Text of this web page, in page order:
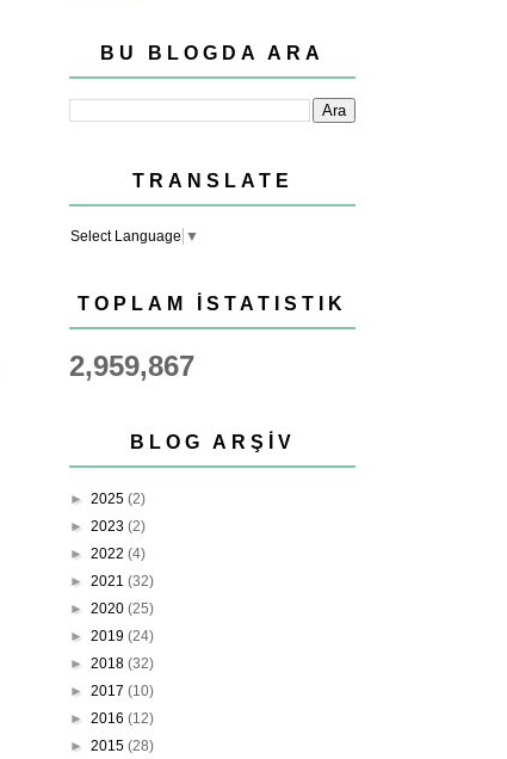
BU BLOGDA ARA
TRANSLATE
Select Language ▼
TOPLAM İSTATISTIK
2,959,867
BLOG ARŞIV
► 2025 (2)
► 2023 (2)
► 2022 (4)
► 2021 (32)
► 2020 (25)
► 2019 (24)
► 2018 (32)
► 2017 (10)
► 2016 (12)
► 2015 (28)